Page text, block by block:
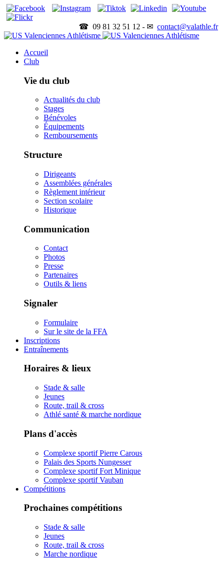
☎ 09 81 32 51 12 - ✉ contact@valathle.fr
Accueil
Club
Vie du club
Actualités du club
Stages
Bénévoles
Équipements
Remboursements
Structure
Dirigeants
Assemblées générales
Règlement intérieur
Section scolaire
Historique
Communication
Contact
Photos
Presse
Partenaires
Outils & liens
Signaler
Formulaire
Sur le site de la FFA
Inscriptions
Entraînements
Horaires & lieux
Stade & salle
Jeunes
Route, trail & cross
Athlé santé & marche nordique
Plans d'accès
Complexe sportif Pierre Carous
Palais des Sports Nungesser
Complexe sportif Fort Minique
Complexe sportif Vauban
Compétitions
Prochaines compétitions
Stade & salle
Jeunes
Route, trail & cross
Marche nordique